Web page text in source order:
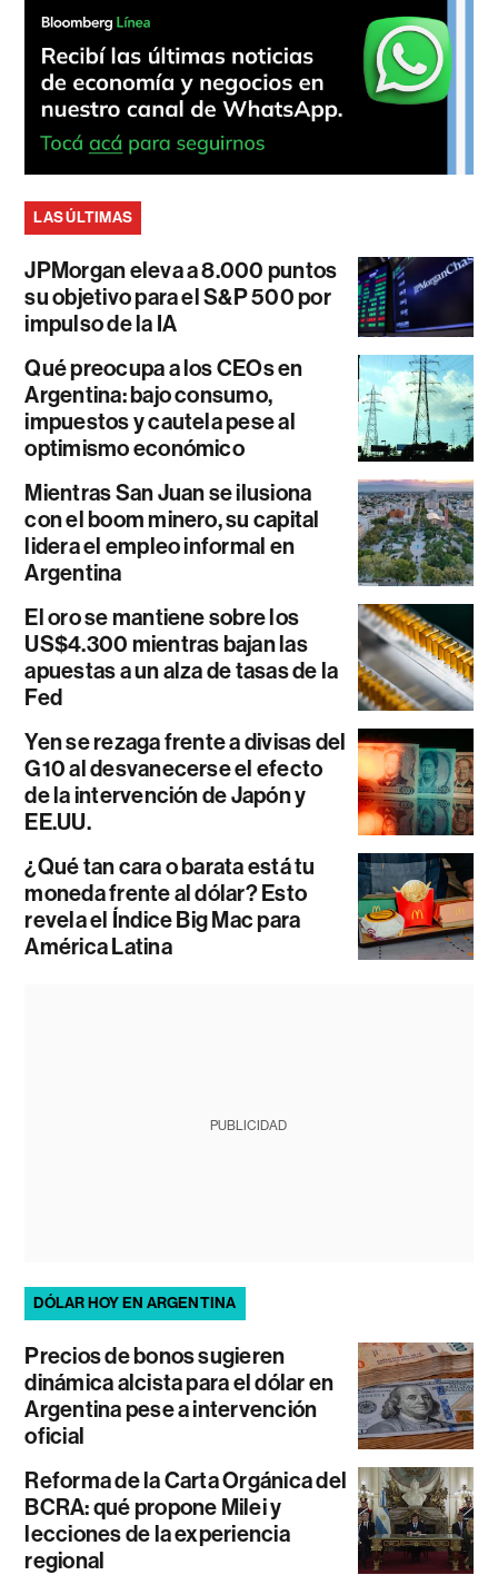
LAS ÚLTIMAS
JPMorgan eleva a 8.000 puntos
su objetivo para el S&P 500 por
impulso de la IA
Qué preocupa a los CEOs en
Argentina: bajo consumo,
impuestos y cautela pese al
optimismo económico
Mientras San Juan se ilusiona
con el boom minero, su capital
lidera el empleo informal en
Argentina
El oro se mantiene sobre los
US$4.300 mientras bajan las
apuestas a un alza de tasas de la
Fed
Yen se rezaga frente a divisas del
G10 al desvanecerse el efecto
de la intervención de Japón y
EE.UU.
¿Qué tan cara o barata está tu
moneda frente al dólar? Esto
revela el Índice Big Mac para
América Latina
PUBLICIDAD
DÓLAR HOY EN ARGENTINA
Precios de bonos sugieren
dinámica alcista para el dólar en
Argentina pese a intervención
oficial
Reforma de la Carta Orgánica del
BCRA: qué propone Milei y
lecciones de la experiencia
regional